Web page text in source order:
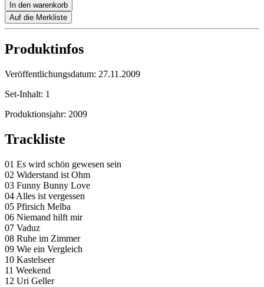
In den warenkorb
Auf die Merkliste
Produktinfos
Veröffentlichungsdatum: 27.11.2009
Set-Inhalt: 1
Produktionsjahr: 2009
Trackliste
01 Es wird schön gewesen sein
02 Widerstand ist Ohm
03 Funny Bunny Love
04 Alles ist vergessen
05 Pfirsich Melba
06 Niemand hilft mir
07 Vaduz
08 Ruhe im Zimmer
09 Wie ein Vergleich
10 Kastelseer
11 Weekend
12 Uri Geller